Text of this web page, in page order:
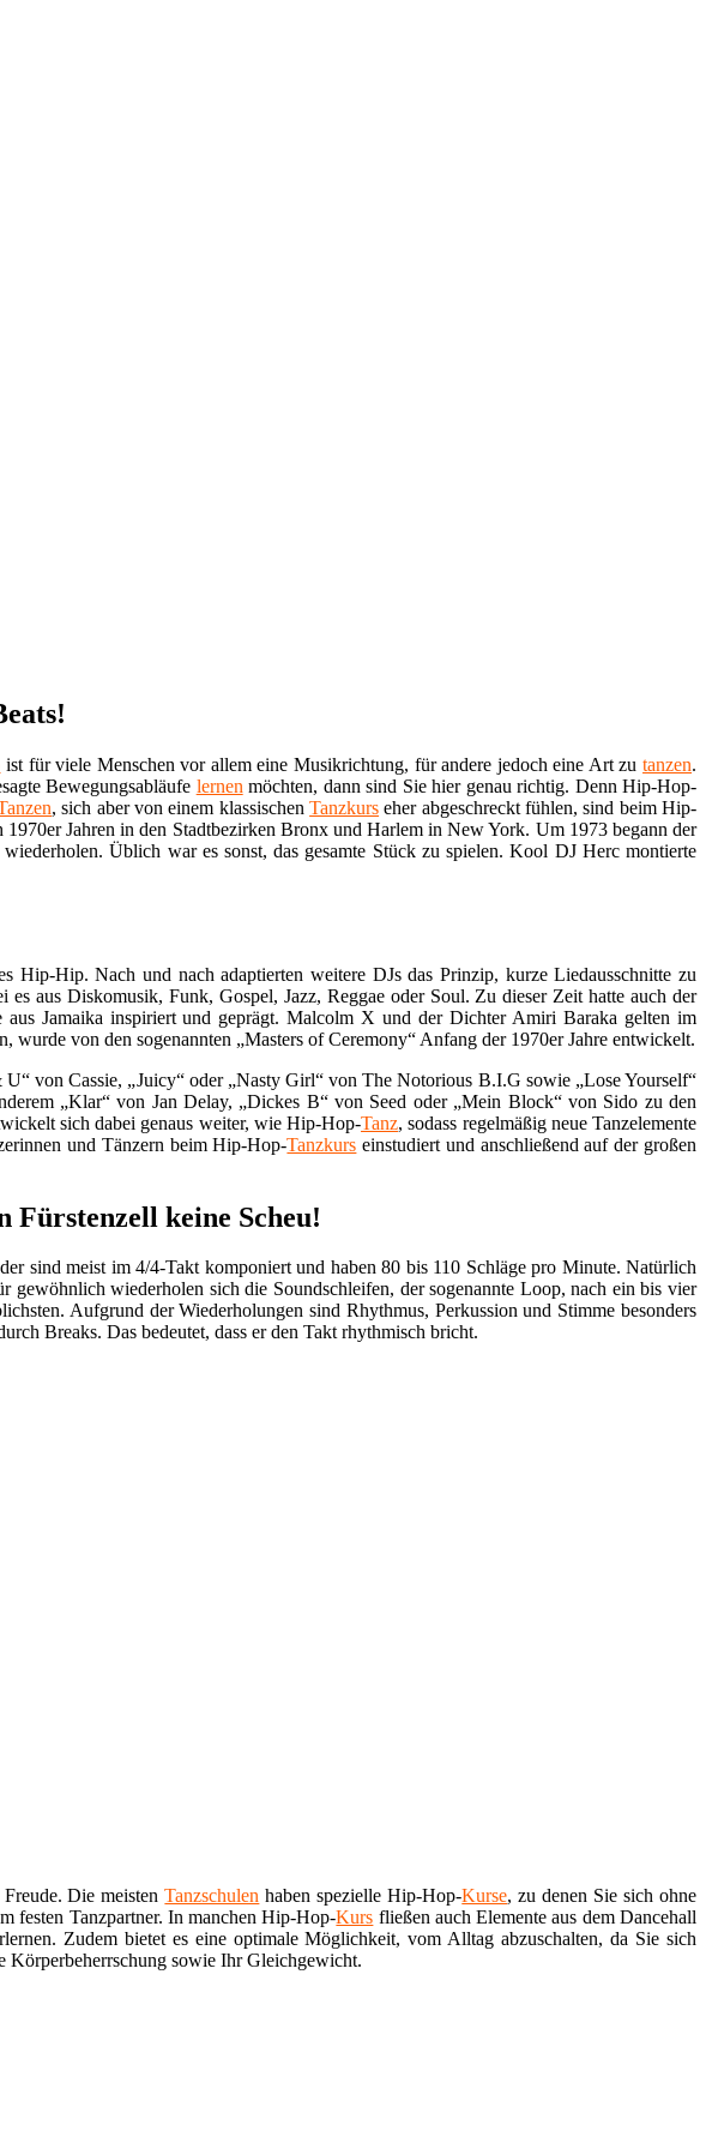
ist für viele Menschen vor allem eine Musikrichtung, für andere jedoch eine Art zutanzen.
Bewegungsabläufe lernen möchten, dann sind Sie hier genau richtig. Denn Hip-Hop-
, sich aber von einem klassischenTanzkurs eher abgeschreckt fühlen, sind beim Hip-
Jahren in den Stadtbezirken Bronx und Harlem in New York. Um 1973 begann der
Üblich war es sonst, das gesamte Stück zu spielen. Kool DJ Herc montierte
Hip-Hip. Nach und nach adaptierten weitere DJs das Prinzip, kurze Liedausschnitte zu
es aus Diskomusik, Funk, Gospel, Jazz, Reggae oder Soul. Zu dieser Zeit hatte auch der
aus Jamaika inspiriert und geprägt. Malcolm X und der Dichter Amiri Baraka gelten im
wurde von den sogenannten „Masters of Ceremony“ Anfang der 1970er Jahre entwickelt.
von Cassie, „Juicy“ oder „Nasty Girl“ von The Notorious B.I.G sowie „Lose Yourself“
„Klar“ von Jan Delay, „Dickes B“ von Seed oder „Mein Block“ von Sido zu den
sich dabei genaus weiter, wie Hip-Hop-Tanz, sodass regelmäßig neue Tanzelemente
und Tänzern beim Hip-Hop-Tanzkurs einstudiert und anschließend auf der großen
Fürstenzell keine Scheu!
sind meist im 4/4-Takt komponiert und haben 80 bis 110 Schläge pro Minute. Natürlich
gewöhnlich wiederholen sich die Soundschleifen, der sogenannte Loop, nach ein bis vier
Aufgrund der Wiederholungen sind Rhythmus, Perkussion und Stimme besonders
Breaks. Das bedeutet, dass er den Takt rhythmisch bricht.
Freude. Die meistenTanzschulen haben spezielle Hip-Hop-Kurse, zu denen Sie sich ohne
festen Tanzpartner. In manchen Hip-Hop-Kurs fließen auch Elemente aus dem Dancehall
Zudem bietet es eine optimale Möglichkeit, vom Alltag abzuschalten, da Sie sich
Körperbeherrschung sowie Ihr Gleichgewicht.